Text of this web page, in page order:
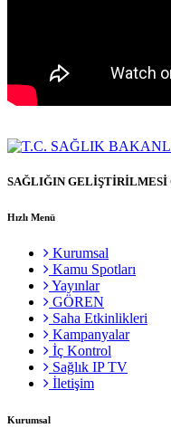
SAĞLIĞIN GELİŞTİRİLMESİ
Hızlı Menü
Kurumsal
Kamu Spotları
Yayınlar
GÖREN
Saha Etkinlikleri
Kampanyalar
İç Kontrol
Sağlık IP TV
İletişim
Kurumsal